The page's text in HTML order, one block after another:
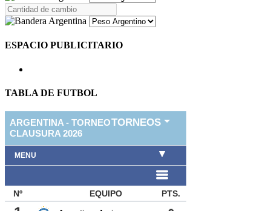
ESPACIO PUBLICITARIO
TABLA DE FUTBOL